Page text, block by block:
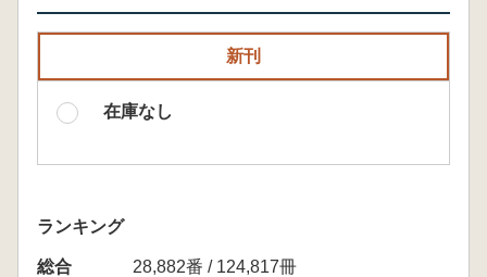
新刊
在庫なし
ランキング
総合
28,882番 / 124,817冊